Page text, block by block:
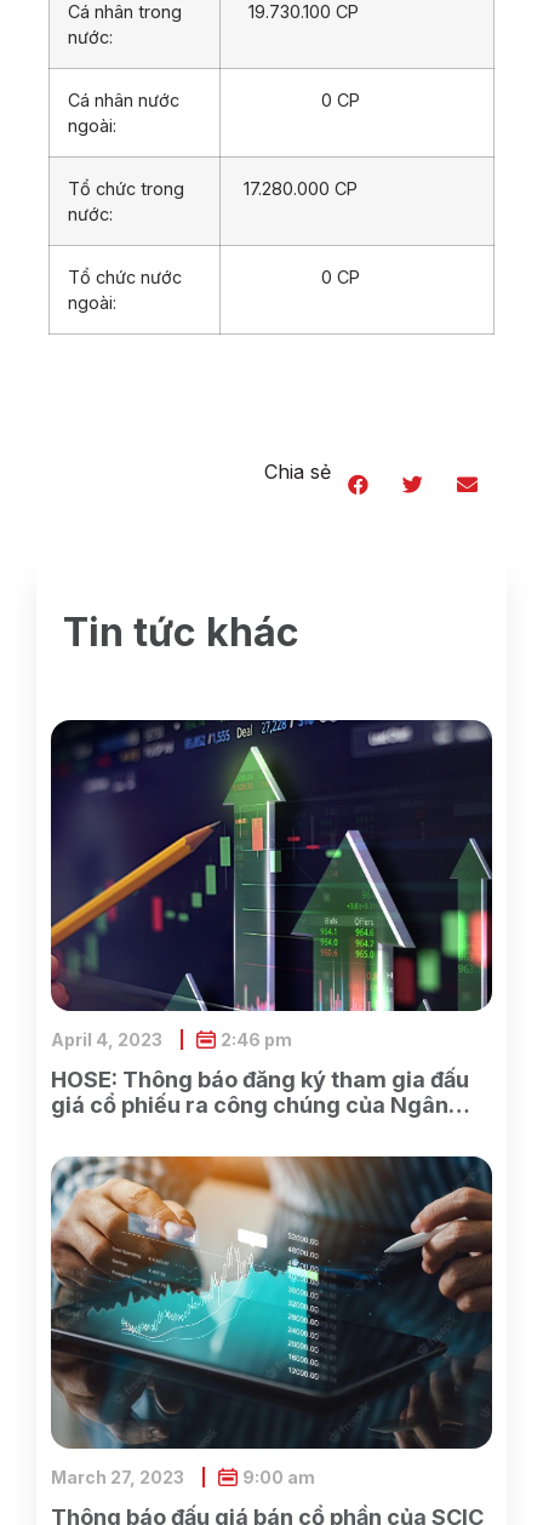
Cá nhân trong
nước:
19.730.100 CP
Cá nhân nước
ngoài:
0 CP
Tổ chức trong
nước:
17.280.000 CP
Tổ chức nước
ngoài:
0 CP
Chia sẻ
Tin tức khác
HOSE: Thông báo đăng ký tham gia đấu
giá cổ phiếu ra công chúng của Ngân
April 4, 2023 2:46 pm
Thông báo đấu giá bán cổ phần của SCIC
March 27, 2023 9:00 am